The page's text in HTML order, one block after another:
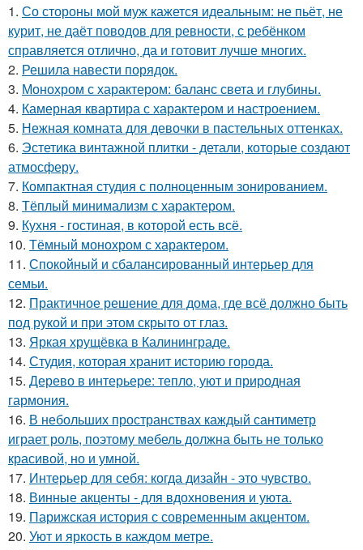
1. Со стороны мой муж кажется идеальным: не пьёт, не
курит, не даёт поводов для ревности, с ребёнком
справляется отлично, да и готовит лучше многих.
2. Решила навести порядок.
3. Монохром с характером: баланс света и глубины.
4. Камерная квартира с характером и настроением.
5. Нежная комната для девочки в пастельных оттенках.
6. Эстетика винтажной плитки - детали, которые создают
атмосферу.
7. Компактная студия с полноценным зонированием.
8. Тёплый минимализм с характером.
9. Кухня - гостиная, в которой есть всё.
10. Тёмный монохром с характером.
11. Спокойный и сбалансированный интерьер для
семьи.
12. Практичное решение для дома, где всё должно быть
под рукой и при этом скрыто от глаз.
13. Яркая хрущёвка в Калининграде.
14. Студия, которая хранит историю города.
15. Дерево в интерьере: тепло, уют и природная
гармония.
16. В небольших пространствах каждый сантиметр
играет роль, поэтому мебель должна быть не только
красивой, но и умной.
17. Интерьер для себя: когда дизайн - это чувство.
18. Винные акценты - для вдохновения и уюта.
19. Парижская история с современным акцентом.
20. Уют и яркость в каждом метре.